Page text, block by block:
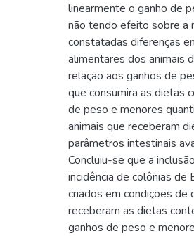
linearmente o ganho de
não tendo efeito sobre a
constatadas diferenças
alimentares dos animais
relação aos ganhos de
que consumira as dietas
de peso e menores
animais que receberam
parâmetros intestinais
Concluiu-se que a
incidência de colônias
criados em condições de
receberam as dietas
ganhos de peso e